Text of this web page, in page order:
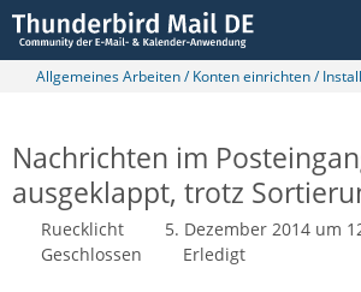
Allgemeines Arbeiten / Konten einrichten /
Nachrichten im
ausgeklappt, trotz
Ruecklicht
5. Dezember 2014 um
Geschlossen
Erledigt